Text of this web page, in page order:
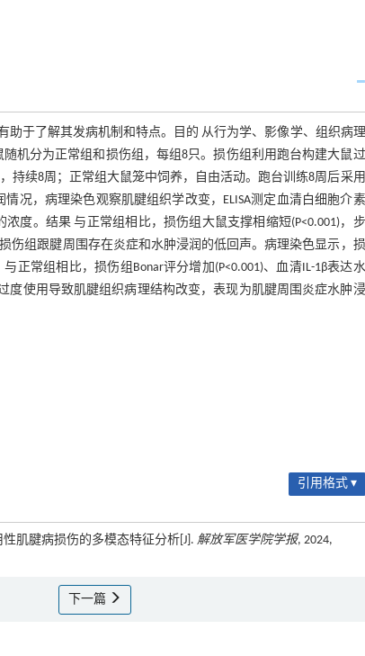
于了解其发病机制和特点。目的 从行为学、影像学、组织病理
机分为正常组和损伤组，每组8只。损伤组利用跑台构建大鼠过
持续8周；正常组大鼠笼中饲养，自由活动。跑台训练8周后采用
况，病理染色观察肌腱组织学改变，ELISA测定血清白细胞介素
浓度。结果 与正常组相比，损伤组大鼠支撑相缩短(P<0.001)，步
伤组跟腱周围存在炎症和水肿浸润的低回声。病理染色显示，损
常组相比，损伤组Bonar评分增加(P<0.001)、血清IL-1β表达水
度使用导致肌腱组织病理结构改变，表现为肌腱周围炎症水肿浸
引用格式 ▾
肌腱病损伤的多模态特征分析[J]. 解放军医学院学报, 2024,
下一篇